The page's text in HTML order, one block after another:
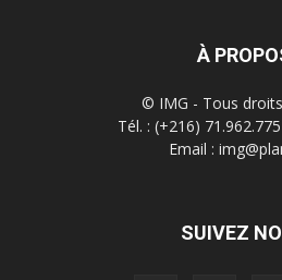
À
© IMG - Tous
Tél. : (+216)
Email :
SUIVEZ